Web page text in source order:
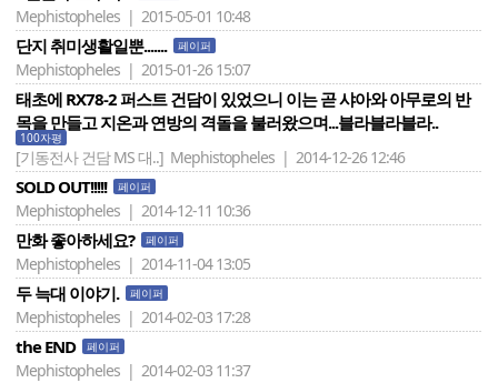
Mephistopheles | 2015-05-01 10:48
단지 취미생활일뿐....... 페이퍼
Mephistopheles | 2015-01-26 15:07
태초에 RX78-2 퍼스트 건담이 있었으니 이는 곧 샤아와 아무로의 반
목을 만들고 지온과 연방의 격돌을 불러왔으며...블라블라블라..
100자평
[기동전사 건담 MS 대..] Mephistopheles | 2014-12-26 12:46
SOLD OUT!!!!! 페이퍼
Mephistopheles | 2014-12-11 10:36
만화 좋아하세요? 페이퍼
Mephistopheles | 2014-11-04 13:05
두 늑대 이야기. 페이퍼
Mephistopheles | 2014-02-03 17:28
the END 페이퍼
Mephistopheles | 2014-02-03 11:37